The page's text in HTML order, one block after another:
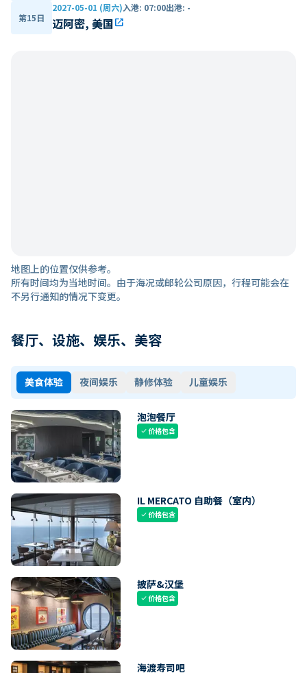
第15日
2027-05-01 (周六)入港: 07:00出港: -
迈阿密, 美国open_in_new
地图上的位置仅供参考。
所有时间均为当地时间。由于海况或邮轮公司原因，行程可能会在
不另行通知的情况下变更。
餐厅、设施、娱乐、美容
美食体验 夜间娱乐 静修体验 儿童娱乐
泡泡餐厅
check价格包含
IL MERCATO 自助餐（室内）
check价格包含
披萨&汉堡
check价格包含
海渡寿司吧